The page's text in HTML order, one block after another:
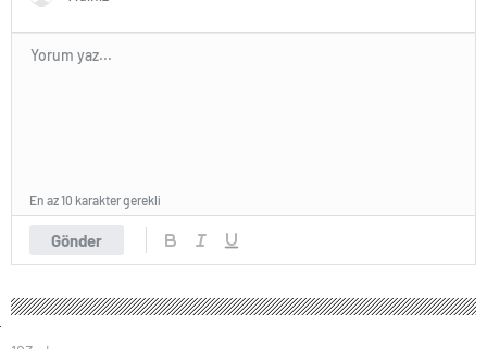
Gönder
En az 10 karakter gerekli